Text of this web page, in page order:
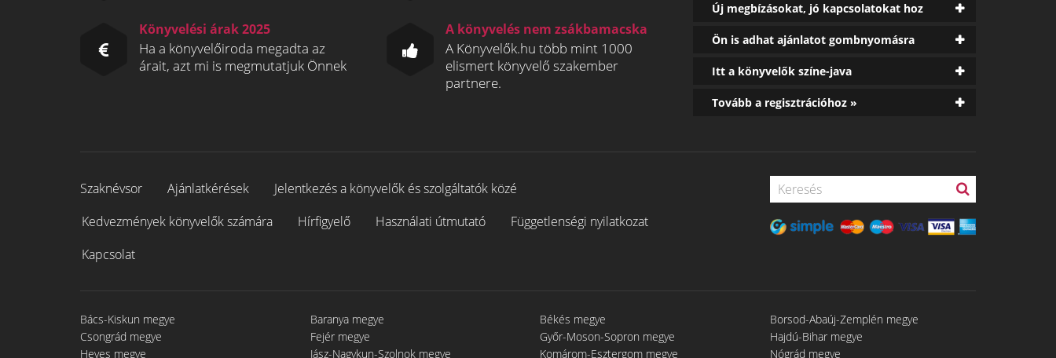
Könyvelési árak 2025
Ha a könyvelőiroda megadta az
árait, azt mi is megmutatjuk Önnek
A könyvelés nem zsákbamacska
A Könyvelők.hu több mint 1000
elismert könyvelő szakember
partnere.
Új megbízásokat, jó kapcsolatokat hoz
Ön is adhat ajánlatot gombnyomásra
Itt a könyvelők színe-java
Tovább a regisztrációhoz »
Szaknévsor Ajánlatkérések
Jelentkezés a könyvelők és szolgáltatók közé
Kedvezmények könyvelők számára
Hírfigyelő Használati útmutató
Függetlenségi nyilatkozat
Kapcsolat
Bács-Kiskun megye Baranya megye Békés megye
Borsod-Abaúj-Zemplén megye
Csongrád megye
Fejér megye Győr-Moson-Sopron megye
Hajdú-Bihar megye
Heves megye
Jász-Nagykun-Szolnok megye Komárom-Esztergom megye Nógrád megye